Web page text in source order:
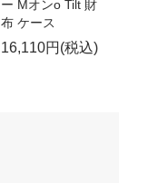
ー Mオンo Tilt 財
布 ケース
16,110円(税込)